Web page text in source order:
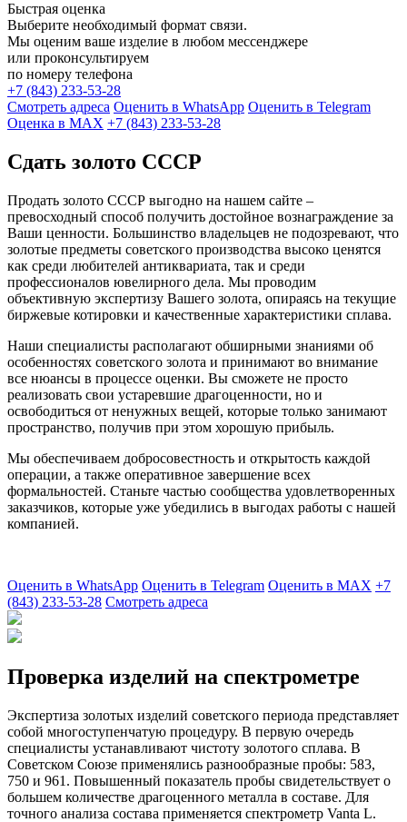
Быстрая оценка
Выберите необходимый формат связи.
Мы оценим ваше изделие в любом мессенджере
или проконсультируем
по номеру телефона
+7 (843) 233-53-28
Смотреть адреса Оценить в WhatsApp Оценить в Telegram
Оценка в MAX +7 (843) 233-53-28
Сдать золото СССР
Продать золото СССР выгодно на нашем сайте –
превосходный способ получить достойное вознаграждение за
Ваши ценности. Большинство владельцев не подозревают, что
золотые предметы советского производства высоко ценятся
как среди любителей антиквариата, так и среди
профессионалов ювелирного дела. Мы проводим
объективную экспертизу Вашего золота, опираясь на текущие
биржевые котировки и качественные характеристики сплава.
Наши специалисты располагают обширными знаниями об
особенностях советского золота и принимают во внимание
все нюансы в процессе оценки. Вы сможете не просто
реализовать свои устаревшие драгоценности, но и
освободиться от ненужных вещей, которые только занимают
пространство, получив при этом хорошую прибыль.
Мы обеспечиваем добросовестность и открытость каждой
операции, а также оперативное завершение всех
формальностей. Станьте частью сообщества удовлетворенных
заказчиков, которые уже убедились в выгодах работы с нашей
компанией.
Оценить в WhatsApp Оценить в Telegram Оценить в MAX +7
(843) 233-53-28 Смотреть адреса
Проверка изделий на спектрометре
Экспертиза золотых изделий советского периода представляет
собой многоступенчатую процедуру. В первую очередь
специалисты устанавливают чистоту золотого сплава. В
Советском Союзе применялись разнообразные пробы: 583,
750 и 961. Повышенный показатель пробы свидетельствует о
большем количестве драгоценного металла в составе. Для
точного анализа состава применяется спектрометр Vanta L.